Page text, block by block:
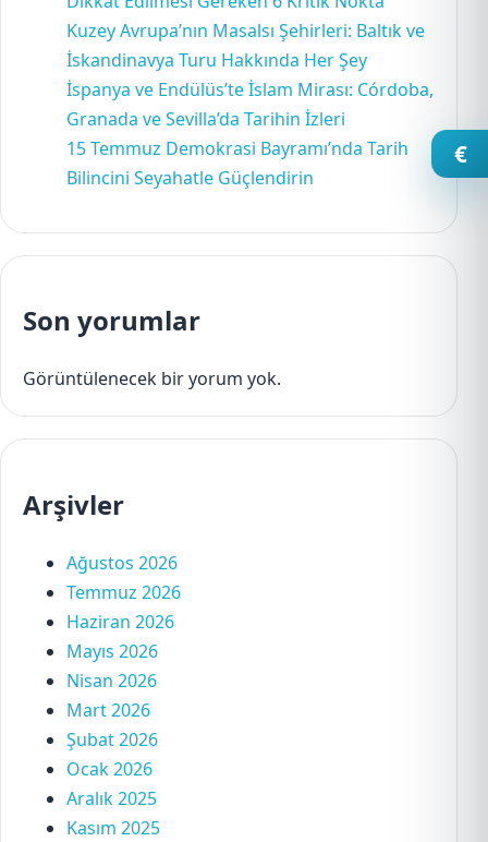
Kuzey Avrupa’nın Masalsı Şehirleri: Baltık ve
İskandinavya Turu Hakkında Her Şey
İspanya ve Endülüs’te İslam Mirası: Córdoba,
Granada ve Sevilla’da Tarihin İzleri
15 Temmuz Demokrasi Bayramı’nda Tarih
Bilincini Seyahatle Güçlendirin
Son yorumlar
Görüntülenecek bir yorum yok.
Arşivler
Ağustos 2026
Temmuz 2026
Haziran 2026
Mayıs 2026
Nisan 2026
Mart 2026
Şubat 2026
Ocak 2026
Aralık 2025
Kasım 2025
€